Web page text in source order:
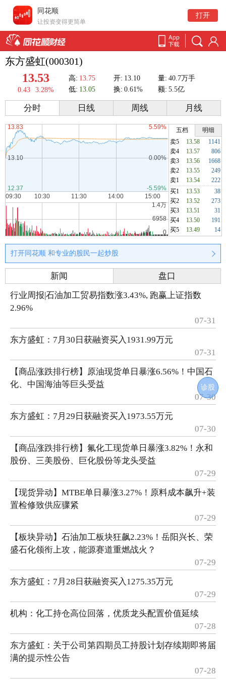
同花顺
让投资变得更简单
打开
东方盛虹(000301)
13.53
0.43 3.28%
高: 13.75 开: 13.10 量: 40.7万手
低: 13.05 换: 0.61% 额: 5.5亿
分时 日线 周线 月线
五档
明细
卖5
13.58
1141
卖4
13.57
806
卖3
13.56
1668
卖2
13.55
249
卖1
13.54
222
买1
13.53
38
买2
13.52
273
买3
13.51
31
买4
13.50
191
买5
13.49 14
打开同花顺 和专业的股民一起炒股
诊股
新闻
盘口
行业周报|石油加工贸易指数涨3.43%, 跑赢上证指数
2.96%
07-31
东方盛虹：7月30日获融资买入1931.99万元
07-31
【商品涨跌排行榜】原油现货单日暴涨6.56%！中国石
化、中国海油等巨头受益
07-30
东方盛虹：7月29日获融资买入1973.55万元
07-30
【商品涨跌排行榜】氟化工现货单日暴涨3.82%！永和
股份、三美股份、巨化股份等龙头受益
07-29
【现货异动】MTBE单日暴涨3.27%！原料成本飙升+装
置检修致供应骤紧
07-29
【板块异动】石油加工板块狂飙2.23%！岳阳兴长、荣
盛石化领衔上攻，能源赛道重燃战火？
07-29
东方盛虹：7月28日获融资买入1275.35万元
07-29
机构：化工持仓高位回落，优质龙头配置价值延续
07-28
东方盛虹：关于公司第四期员工持股计划存续期即将届
满的提示性公告
07-28